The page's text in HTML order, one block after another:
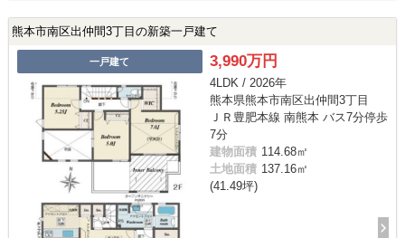
熊本市南区出仲間3丁目の新築一戸建て
一戸建て 3,990万円
4LDK / 2026年
熊本県熊本市南区出仲間3丁目
ＪＲ豊肥本線 南熊本 バス7分停歩
7分
建物面積 114.68㎡
土地面積 137.16㎡
(41.49坪)